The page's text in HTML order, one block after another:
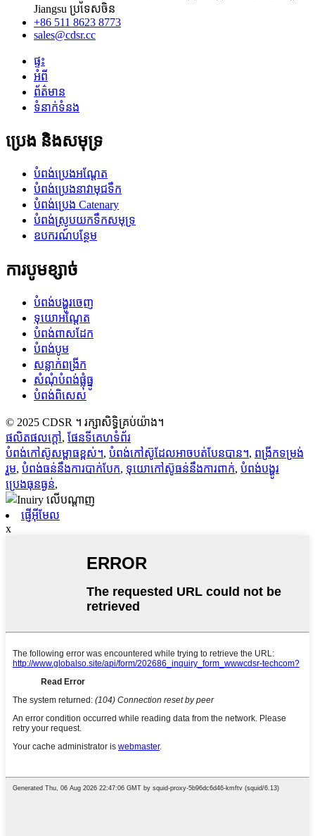
Jiangsu ប្រទេសចិន
+86 511 8623 8773
sales@cdsr.cc
ផ្ទះ
អំពី
ព័ត៌មាន
ទំនាក់ទំនង
ប្រេង និងសមុទ្រ
បំពង់ប្រេងអណ្តែត
បំពង់ប្រេងនាវាមុជទឹក
បំពង់ប្រេង Catenary
បំពង់ស្រូបយកទឹកសមុទ្រ
ឧបករណ៍បន្ថែម
ការបូមខ្សាច់
បំពង់បង្ហូរចេញ
ទុយោអណ្តែត
បំពង់ពាសដែក
បំពង់បូម
សន្លាក់ពង្រីក
សំណុំបំពង់ផ្លុំធ្នូ
បំពង់ពិសេស
© 2025 CDSR ។ រក្សាសិទ្ធិគ្រប់យ៉ាង។
ផលិតផលក្តៅ, ផែនទីគេហទំព័រ
បំពង់កៅស៊ូសម្ពាធខ្ពស់។, បំពង់កៅស៊ូដែលអាចបត់បែនបាន។, ពង្រីកទម្រង់
រួម, បំពង់ធន់នឹងការបាក់បែក, ទុយោកៅស៊ូធន់នឹងការពាក់, បំពង់បង្ហូរ
ប្រេងធុនធ្ងន់,
ផ្ញើអ៊ីមែល
x